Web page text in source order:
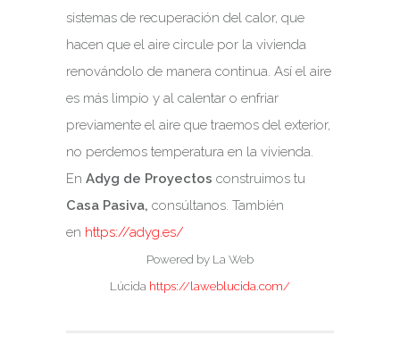
sistemas de recuperación del calor, que
hacen que el aire circule por la vivienda
renovándolo de manera continua. Así el aire
es más limpio y al calentar o enfriar
previamente el aire que traemos del exterior,
no perdemos temperatura en la vivienda.
En Adyg de Proyectos construimos tu
Casa Pasiva, consúltanos. También
en https://adyg.es/
Powered by La Web
Lúcida https://laweblucida.com/